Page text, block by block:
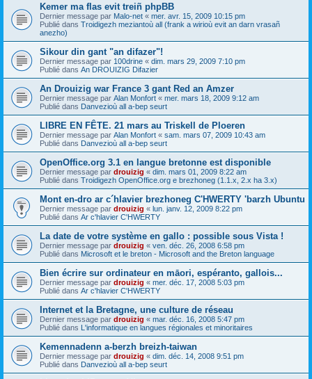
Kemer ma flas evit treiñ phpBB
Dernier message par Malo-net « mer. avr. 15, 2009 10:15 pm
Publié dans Troidigezh meziantoù all (frank a wirioù evit an darn vrasañ
anezho)
Sikour din gant "an difazer"!
Dernier message par 100drine « dim. mars 29, 2009 7:10 pm
Publié dans An DROUIZIG Difazier
An Drouizig war France 3 gant Red an Amzer
Dernier message par Alan Monfort « mer. mars 18, 2009 9:12 am
Publié dans Danvezioù all a-bep seurt
LIBRE EN FÊTE. 21 mars au Triskell de Ploeren
Dernier message par Alan Monfort « sam. mars 07, 2009 10:43 am
Publié dans Danvezioù all a-bep seurt
OpenOffice.org 3.1 en langue bretonne est disponible
Dernier message par drouizig « dim. mars 01, 2009 8:22 am
Publié dans Troidigezh OpenOffice.org e brezhoneg (1.1.x, 2.x ha 3.x)
Mont en-dro ar c´hlavier brezhoneg C'HWERTY 'barzh Ubuntu
Dernier message par drouizig « lun. janv. 12, 2009 8:22 pm
Publié dans Ar c'hlavier C'HWERTY
La date de votre système en gallo : possible sous Vista !
Dernier message par drouizig « ven. déc. 26, 2008 6:58 pm
Publié dans Microsoft et le breton - Microsoft and the Breton language
Bien écrire sur ordinateur en māori, espéranto, gallois...
Dernier message par drouizig « mer. déc. 17, 2008 5:03 pm
Publié dans Ar c'hlavier C'HWERTY
Internet et la Bretagne, une culture de réseau
Dernier message par drouizig « mar. déc. 16, 2008 5:47 pm
Publié dans L'informatique en langues régionales et minoritaires
Kemennadenn a-berzh breizh-taiwan
Dernier message par drouizig « dim. déc. 14, 2008 9:51 pm
Publié dans Danvezioù all a-bep seurt